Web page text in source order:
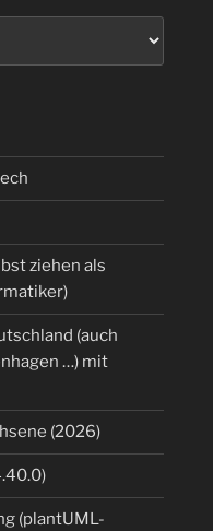
ziehen als
(auch
…) mit
(2026)
(plantUML-